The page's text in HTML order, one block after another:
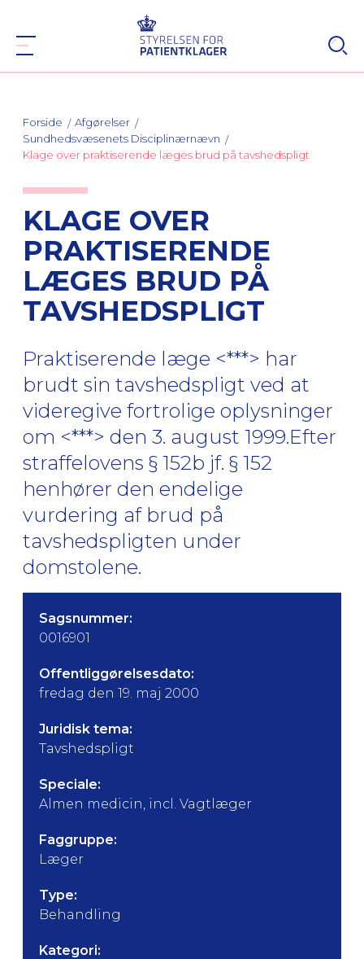
Forside
Afgørelser
Sundhedsvæsenets Disciplinærnævn
Klage over praktiserende læges brud på tavshedspligt
KLAGE OVER
PRAKTISERENDE
LÆGES BRUD PÅ
TAVSHEDSPLIGT
Praktiserende læge <***> har
brudt sin tavshedspligt ved at
videregive fortrolige oplysninger
om <***> den 3. august 1999.Efter
straffelovens § 152b jf. § 152
henhører den endelige
vurdering af brud på
tavshedspligten under
domstolene.
Sagsnummer:
0016901
Offentliggørelsesdato:
fredag den 19. maj 2000
Juridisk tema:
Tavshedspligt
Speciale:
Almen medicin, incl. Vagtlæger
Faggruppe:
Læger
Type:
Behandling
Kategori: